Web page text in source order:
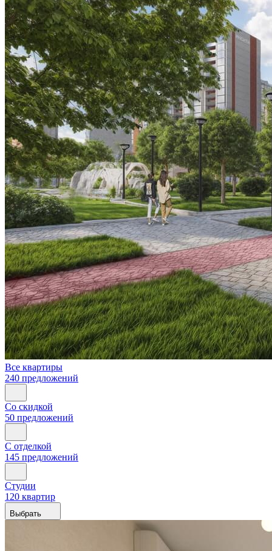
Все квартиры
240 предложений
Со скидкой
50 предложений
С отделкой
145 предложений
Студии
120 квартир
Выбрать